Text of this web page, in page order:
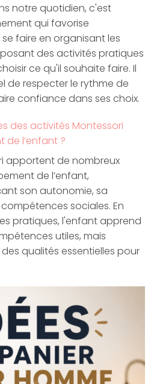
notre quotidien, c'est
qui favorise
faire en organisant les
des activités pratiques
ce qu'il souhaite faire. Il
de respecter le rythme de
confiance dans ses choix.
des activités Montessori
de l’enfant ?
apportent de nombreux
de l’enfant,
son autonomie, sa
sociales. En
pratiques, l'enfant apprend
utiles, mais
qualités essentielles pour